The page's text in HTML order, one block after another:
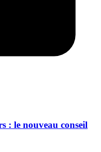
: le nouveau conseil